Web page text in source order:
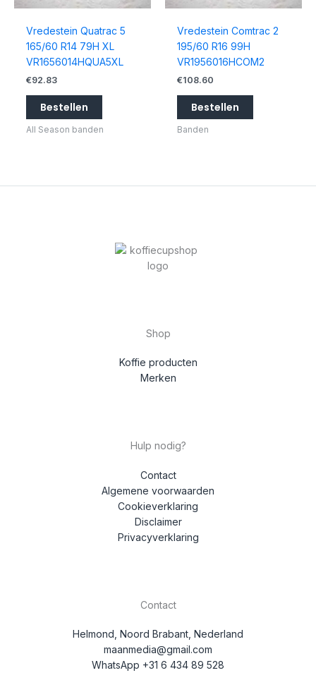
Vredestein Quatrac 5
165/60 R14 79H XL
VR1656014HQUA5XL
€92.83
Bestellen
All Season banden
Vredestein Comtrac 2
195/60 R16 99H
VR1956016HCOM2
€108.60
Bestellen
Banden
Shop
Koffie producten
Merken
Hulp nodig?
Contact
Algemene voorwaarden
Cookieverklaring
Disclaimer
Privacyverklaring
Contact
Helmond, Noord Brabant, Nederland
maanmedia@gmail.com
WhatsApp +31 6 434 89 528